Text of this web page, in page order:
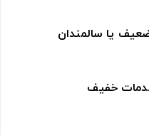
ضعیف یا سالمندان
خفیف